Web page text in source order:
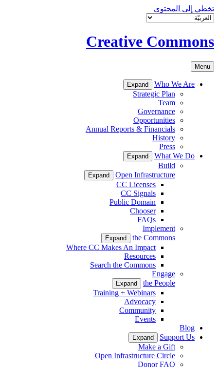
تخطي إلى المحتوى
Creative Commons
Menu
Who We Are
Expand
Strategic Plan
Team
Governance
Opportunities
Annual Reports & Financials
History
Press
What We Do
Expand
Build
Open Infrastructure
Expand
CC Licenses
CC Signals
Public Domain
Chooser
FAQs
Implement
the Commons
Expand
Where CC Makes An Impact
Resources
Search the Commons
Engage
the People
Expand
Training + Webinars
Advocacy
Community
Events
Blog
Support Us
Expand
Make a Gift
Open Infrastructure Circle
Donor FAQ